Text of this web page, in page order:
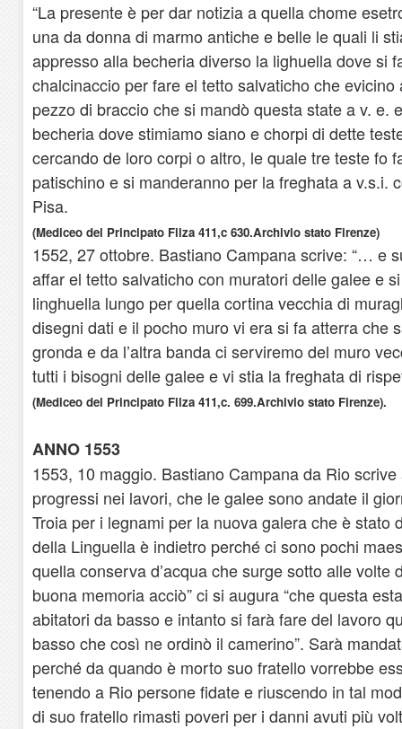
“La presente è per dar notizia a quella chome
una da donna di marmo antiche e belle le quali li
appresso alla becheria diverso la lighuella dove si
chalcinaccio per fare el tetto salvaticho che
pezzo di braccio che si mandò questa state a v. e.
becheria dove stimiamo siano e chorpi di dette
cercando de loro corpi o altro, le quale tre teste fo
patischino e si manderanno per la freghata a v.s.i.
Pisa.
(Mediceo del Principato Filza 411,c 630.Archivio stato Firenze)
1552, 27 ottobre. Bastiano Campana scrive: “… e
affar el tetto salvaticho con muratori delle galee e
linghuella lungo per quella cortina vecchia di
disegni dati e il pocho muro vi era si fa atterra che
gronda e da l’altra banda ci serviremo del muro
tutti i bisogni delle galee e vi stia la freghata di
(Mediceo del Principato Filza 411,c. 699.Archivio stato Firenze).
ANNO 1553
1553, 10 maggio. Bastiano Campana da Rio
progressi nei lavori, che le galee sono andate il
Troia per i legnami per la nuova galera che è stato
della Linguella è indietro perché ci sono pochi
quella conserva d’acqua che surge sotto alle volte
buona memoria acciò” ci si augura “che questa
abitatori da basso e intanto si farà fare del lavoro
basso che così ne ordinò il camerino”. Sarà
perché da quando è morto suo fratello vorrebbe
tenendo a Rio persone fidate e riuscendo in tal
di suo fratello rimasti poveri per i danni avuti più